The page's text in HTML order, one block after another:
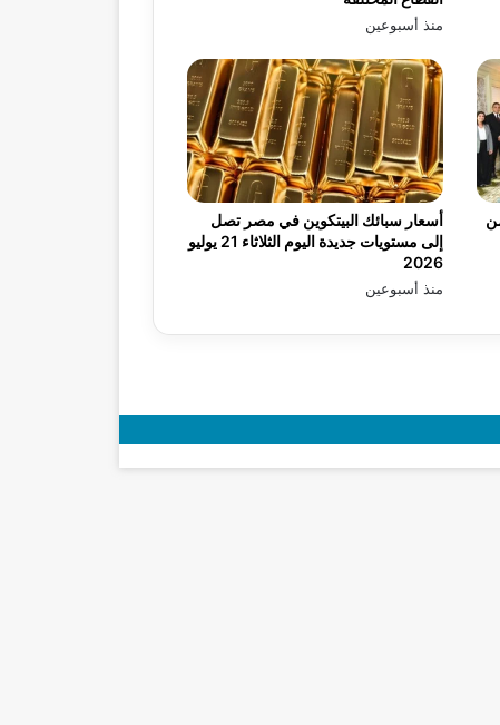
منذ أسبوعين
أسعار سبائك البيتكوين في مصر تصل
إلى مستويات جديدة اليوم الثلاثاء 21 يوليو
2026
منذ أسبوعين
من